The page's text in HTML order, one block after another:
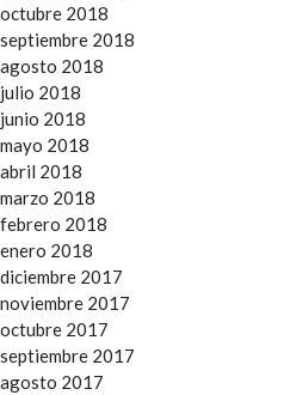
octubre 2018
septiembre 2018
agosto 2018
julio 2018
junio 2018
mayo 2018
abril 2018
marzo 2018
febrero 2018
enero 2018
diciembre 2017
noviembre 2017
octubre 2017
septiembre 2017
agosto 2017